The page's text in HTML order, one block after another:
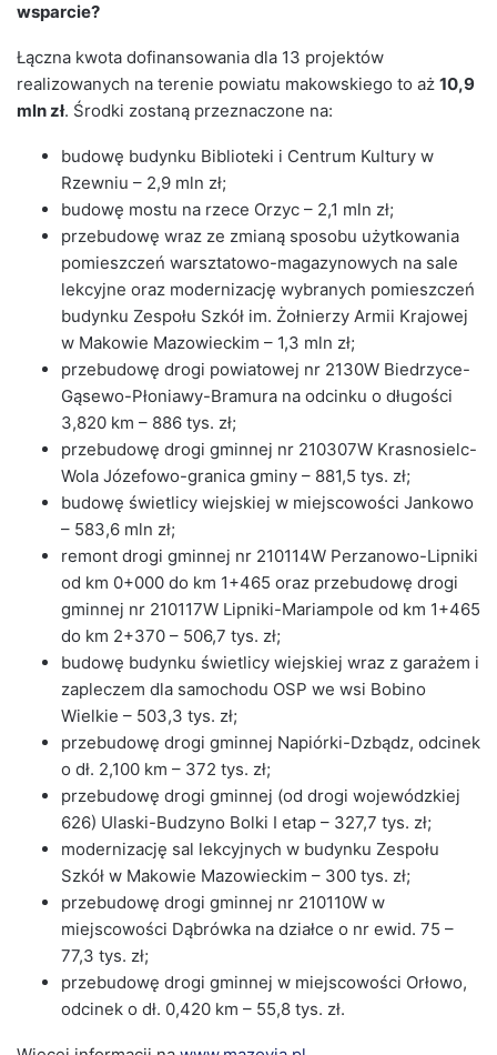
wsparcie?
Łączna kwota dofinansowania dla 13 projektów
realizowanych na terenie powiatu makowskiego to aż 10,9
mln zł. Środki zostaną przeznaczone na:
budowę budynku Biblioteki i Centrum Kultury w
Rzewniu – 2,9 mln zł;
budowę mostu na rzece Orzyc – 2,1 mln zł;
przebudowę wraz ze zmianą sposobu użytkowania
pomieszczeń warsztatowo-magazynowych na sale
lekcyjne oraz modernizację wybranych pomieszczeń
budynku Zespołu Szkół im. Żołnierzy Armii Krajowej
w Makowie Mazowieckim – 1,3 mln zł;
przebudowę drogi powiatowej nr 2130W Biedrzyce-
Gąsewo-Płoniawy-Bramura na odcinku o długości
3,820 km – 886 tys. zł;
przebudowę drogi gminnej nr 210307W Krasnosielc-
Wola Józefowo-granica gminy – 881,5 tys. zł;
budowę świetlicy wiejskiej w miejscowości Jankowo
– 583,6 mln zł;
remont drogi gminnej nr 210114W Perzanowo-Lipniki
od km 0+000 do km 1+465 oraz przebudowę drogi
gminnej nr 210117W Lipniki-Mariampole od km 1+465
do km 2+370 – 506,7 tys. zł;
budowę budynku świetlicy wiejskiej wraz z garażem i
zapleczem dla samochodu OSP we wsi Bobino
Wielkie – 503,3 tys. zł;
przebudowę drogi gminnej Napiórki-Dzbądz, odcinek
o dł. 2,100 km – 372 tys. zł;
przebudowę drogi gminnej (od drogi wojewódzkiej
626) Ulaski-Budzyno Bolki I etap – 327,7 tys. zł;
modernizację sal lekcyjnych w budynku Zespołu
Szkół w Makowie Mazowieckim – 300 tys. zł;
przebudowę drogi gminnej nr 210110W w
miejscowości Dąbrówka na działce o nr ewid. 75 –
77,3 tys. zł;
przebudowę drogi gminnej w miejscowości Orłowo,
odcinek o dł. 0,420 km – 55,8 tys. zł.